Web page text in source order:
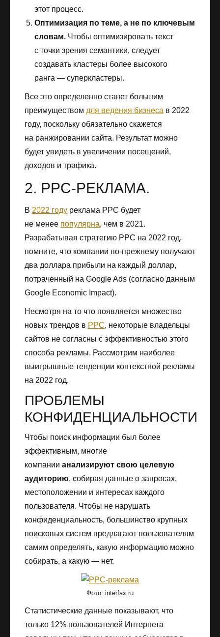
этот процесс.
Оптимизация по теме, а не по ключевым
словам. Чтобы оптимизировать текст
с точки зрения семантики, следует
создавать кластеры более высокого
ранга — суперкластеры.
Все это определенно станет большим
преимуществом для ведения бизнеса в 2022
году, поскольку обязательно скажется
на ранжировании сайта. Результат можно
будет увидеть в увеличении посещений,
доходов и трафика.
2. PPC-РЕКЛАМА.
В 2022 году реклама PPC будет
не менее популярна, чем в 2021.
Разрабатывая стратегию PPC на 2022 год,
помните, что компании по-прежнему получают
два доллара прибыли на каждый доллар,
потраченный на Google Ads (согласно данным
Google Economic Impact).
Несмотря на то что появляется множество
новых трендов в PPC, некоторые владельцы
сайтов не согласны с эффективностью этого
способа рекламы. Рассмотрим наиболее
выигрышные тенденции контекстной рекламы
на 2022 год.
ПРОБЛЕМЫ
КОНФИДЕНЦИАЛЬНОСТИ
Чтобы поиск информации был более
эффективным, многие
компании анализируют свою целевую
аудиторию, собирая данные о запросах,
местоположении и интересах каждого
пользователя. Чтобы не нарушать
конфиденциальность, большинство крупных
поисковых систем предлагают пользователям
самим определять, какую информацию можно
собирать, а какую — нет.
Фото: interfax.ru
Статистические данные показывают, что
только 12% пользователей Интернета